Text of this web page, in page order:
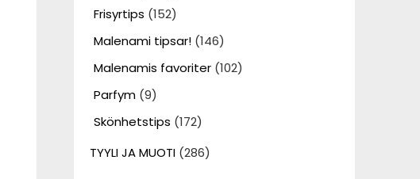
Frisyrtips (152)
Malenami tipsar!(146)
Malenamis favoriter(102)
Parfym(9)
Skönhetstips (172)
TYYLI JA MUOTI(286)